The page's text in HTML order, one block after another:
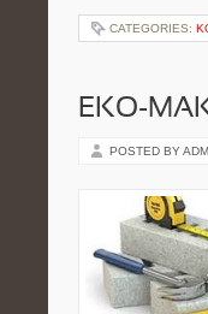
CATEGORIES:
EKO-
POSTED BY